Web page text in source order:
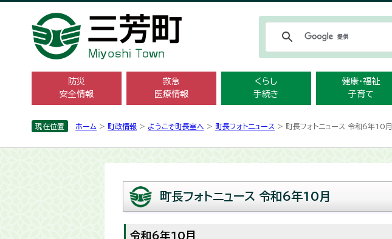
防災
安全情報
救急
医療情報
くらし
手続き
健康・福祉
子育て
現在位置 ホーム > 町政情報 > ようこそ町長室へ > 町長フォトニュース > 町長フォトニュース 令和6年10月
町長フォトニュース 令和6年10月
令和6年10月